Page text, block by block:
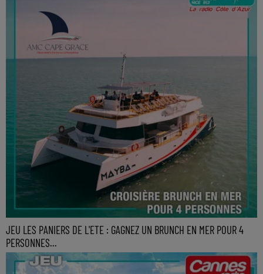
JEU LES PANIERS DE L'ETE : GAGNEZ UN BRUNCH EN MER POUR 4
PERSONNES...